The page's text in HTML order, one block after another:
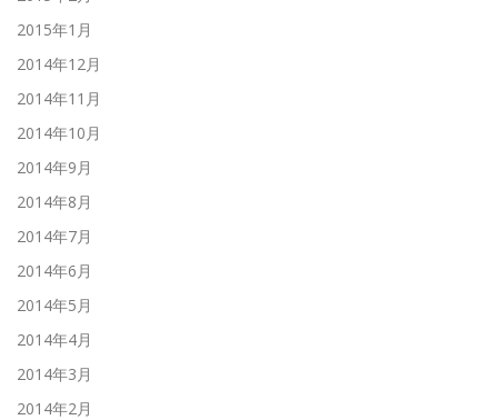
2015年1月
2014年12月
2014年11月
2014年10月
2014年9月
2014年8月
2014年7月
2014年6月
2014年5月
2014年4月
2014年3月
2014年2月